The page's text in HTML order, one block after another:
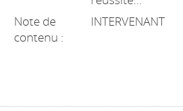
Note de
contenu :
INTERVENANT